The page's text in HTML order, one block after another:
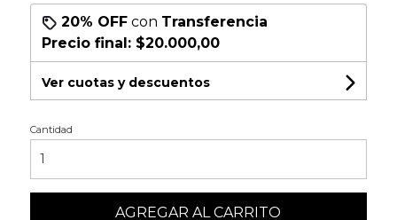
20% OFFcon Transferencia
Precio final: $20.000,00
Ver cuotas y descuentos
Cantidad
AGREGAR AL CARRITO